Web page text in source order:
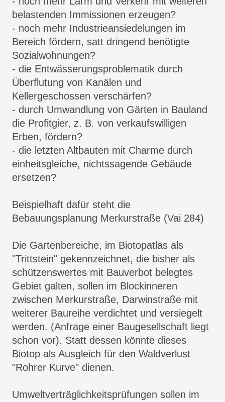
belastenden Immissionen erzeugen?
- noch mehr Industrieansiedelungen im
Bereich fördern, satt dringend benötigte
Sozialwohnungen?
- die Entwässerungsproblematik durch
Überflutung von Kanälen und
Kellergeschossen verschärfen?
- durch Umwandlung von Gärten in Bauland
die Profitgier, z. B. von verkaufswilligen
Erben, fördern?
- die letzten Altbauten mit Charme durch
einheitsgleiche, nichtssagende Gebäude
ersetzen?
Beispielhaft dafür steht die
Bebauungsplanung Merkurstraße (Vai 284)
Die Gartenbereiche, im Biotopatlas als
"Trittstein" gekennzeichnet, die bisher als
schützenswertes mit Bauverbot belegtes
Gebiet galten, sollen im Blockinneren
zwischen Merkurstraße, Darwinstraße mit
weiterer Baureihe verdichtet und versiegelt
werden. (Anfrage einer Baugesellschaft liegt
schon vor). Statt dessen könnte dieses
Biotop als Ausgleich für den Waldverlust
"Rohrer Kurve" dienen.
Umweltverträglichkeitsprüfungen sollen im